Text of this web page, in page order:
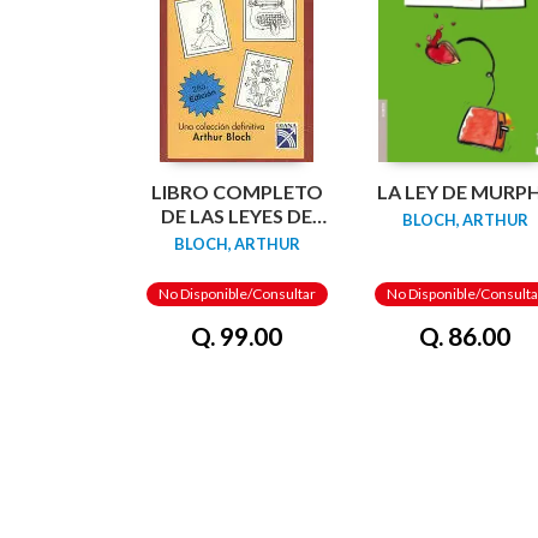
LIBRO COMPLETO
DE LAS LEYES DE
MURPHY, EL
BLOCH, ARTHUR
No Disponible/Consultar
Q. 99.00
LA LEY DE
BLOCH, ARTHUR
No Disponible/
Q. 86.00